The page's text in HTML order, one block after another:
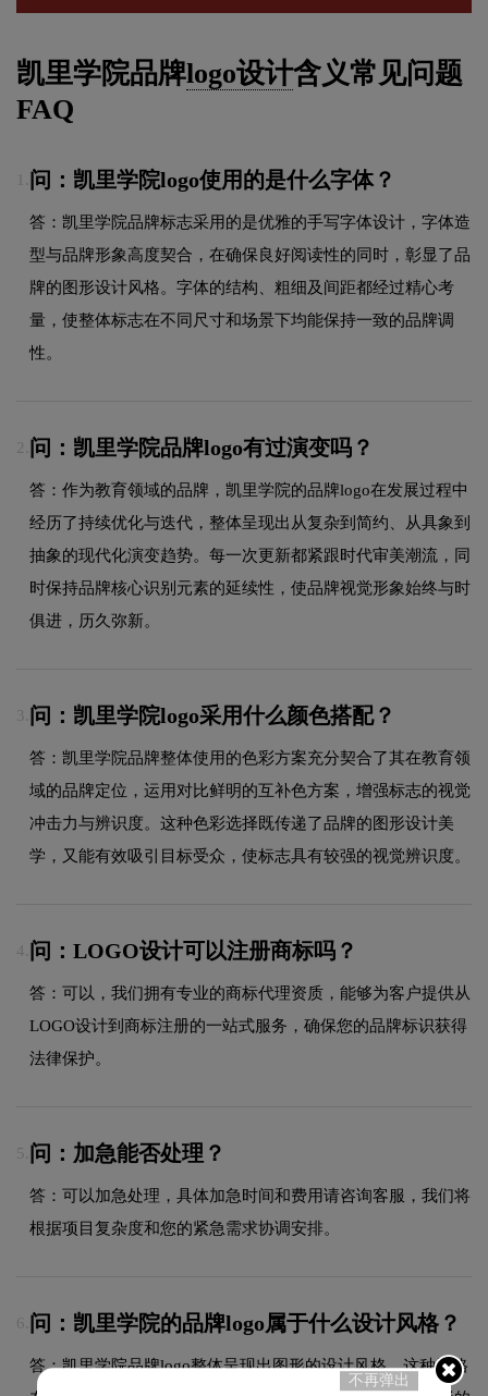
凯里学院品牌logo设计含义常见问题
FAQ
问：凯里学院logo使用的是什么字体？
答：凯里学院品牌标志采用的是优雅的手写字体设计，字体造
型与品牌形象高度契合，在确保良好阅读性的同时，彰显了品
牌的图形设计风格。字体的结构、粗细及间距都经过精心考
量，使整体标志在不同尺寸和场景下均能保持一致的品牌调
性。
2. 问：凯里学院品牌logo有过演变吗？
答：作为教育领域的品牌，凯里学院的品牌logo在发展过程中
经历了持续优化与迭代，整体呈现出从复杂到简约、从具象到
抽象的现代化演变趋势。每一次更新都紧跟时代审美潮流，同
时保持品牌核心识别元素的延续性，使品牌视觉形象始终与时
俱进，历久弥新。
3. 问：凯里学院logo采用什么颜色搭配？
答：凯里学院品牌整体使用的色彩方案充分契合了其在教育领
域的品牌定位，运用对比鲜明的互补色方案，增强标志的视觉
冲击力与辨识度。这种色彩选择既传递了品牌的图形设计美
学，又能有效吸引目标受众，使标志具有较强的视觉辨识度。
4. 问：LOGO设计可以注册商标吗？
答：可以，我们拥有专业的商标代理资质，能够为客户提供从
LOGO设计到商标注册的一站式服务，确保您的品牌标识获得
法律保护。
5. 问：加急能否处理？
答：可以加急处理，具体加急时间和费用请咨询客服，我们将
根据项目复杂度和您的紧急需求协调安排。
6. 问：凯里学院的品牌logo属于什么设计风格？
答：凯里学院品牌logo整体呈现出图形的设计风格。这种风格
不再弹出